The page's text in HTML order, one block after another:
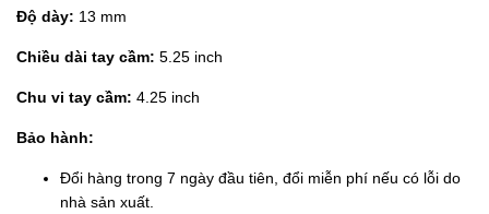
Độ dày: 13 mm
Chiều dài tay cầm: 5.25 inch
Chu vi tay cầm: 4.25 inch
Bảo hành:
Đổi hàng trong 7 ngày đầu tiên, đổi miễn phí nếu có lỗi do
nhà sản xuất.